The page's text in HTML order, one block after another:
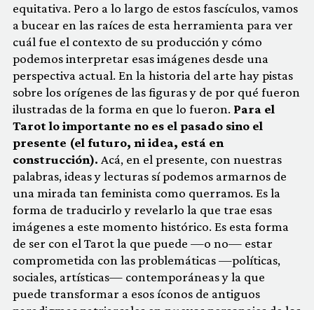
equitativa. Pero a lo largo de estos fascículos, vamos
a bucear en las raíces de esta herramienta para ver
cuál fue el contexto de su producción y cómo
podemos interpretar esas imágenes desde una
perspectiva actual. En la historia del arte hay pistas
sobre los orígenes de las figuras y de por qué fueron
ilustradas de la forma en que lo fueron. Para el
Tarot lo importante no es el pasado sino el
presente (el futuro, ni idea, está en
construcción). Acá, en el presente, con nuestras
palabras, ideas y lecturas sí podemos armarnos de
una mirada tan feminista como querramos. Es la
forma de traducirlo y revelarlo la que trae esas
imágenes a este momento histórico. Es esta forma
de ser con el Tarot la que puede —o no— estar
comprometida con las problemáticas —políticas,
sociales, artísticas— contemporáneas y la que
puede transformar a esos íconos de antiguos